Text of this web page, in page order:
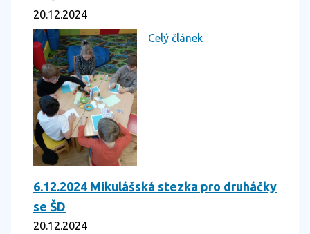
20.12.2024
Celý článek
6.12.2024 Mikulášská stezka pro druháčky
se ŠD
20.12.2024